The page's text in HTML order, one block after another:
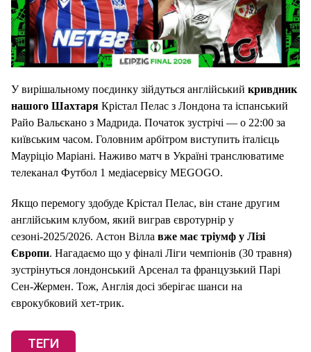
У вирішальному поєдинку зійдуться англійський кривдник
нашого Шахтаря Крістал Пелас з Лондона та іспанський
Райо Вальєкано з Мадрида. Початок зустрічі — о 22:00 за
київським часом. Головним арбітром виступить італієць
Мауріціо Маріані. Наживо матч в Україні транслюватиме
телеканал Футбол 1 медіасервісу MEGOGO.
Якщо перемогу здобуде Крістал Пелас, він стане другим
англійським клубом, який виграв євротурнір у
сезоні-2025/2026. Астон Вілла вже має тріумф у Лізі
Європи. Нагадаємо що у фіналі Ліги чемпіонів (30 травня)
зустрінуться лондонський Арсенал та французький Парі
Сен-Жермен. Тож, Англія досі зберігає шанси на
єврокубковий хет-трик.
ТЕГИ